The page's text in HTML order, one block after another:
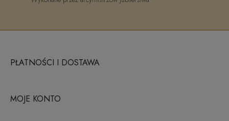
PŁATNOŚCI I DOSTAWA
MOJE KONTO